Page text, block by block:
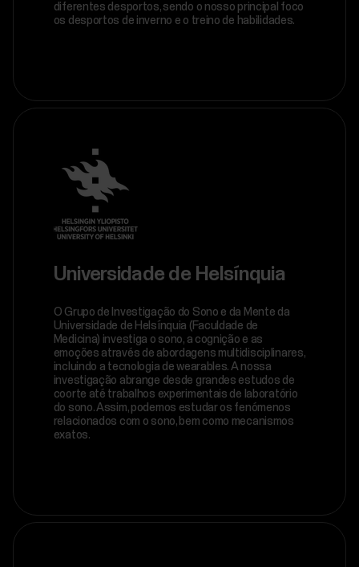
diferentes desportos, sendo o nosso principal foco
os desportos de inverno e o treino de habilidades.
Universidade de Helsínquia
O Grupo de Investigação do Sono e da Mente da
Universidade de Helsínquia (Faculdade de
Medicina) investiga o sono, a cognição e as
emoções através de abordagens multidisciplinares,
incluindo a tecnologia de wearables. A nossa
investigação abrange desde grandes estudos de
coorte até trabalhos experimentais de laboratório
do sono. Assim, podemos estudar os fenómenos
relacionados com o sono, bem como mecanismos
exatos.